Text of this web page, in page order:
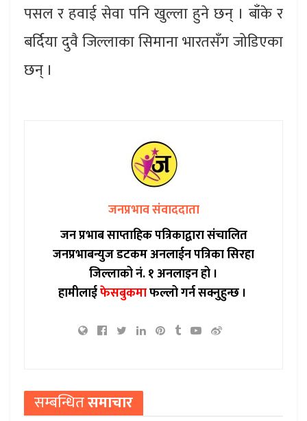
पसल र हवाई सेवा पनि खुल्ला हुने छन् । बाँके र
बर्दिया दुवै जिल्लाका सिमाना भारतसँग जोडिएका
छन् ।
जनप्रभाव संवाददाता
जन प्रभाब साप्ताहिक पत्रिकाद्वारा संचालित
जनप्रभाबन्युज डटकम अनलाईन पत्रिका सिरहा
जिल्लाको नं. १ अनलाइन हो ।
हामीलाईफेसबुकमाफल्लो गर्न सक्नुहुन्छ ।
सम्बन्धितसमाचार